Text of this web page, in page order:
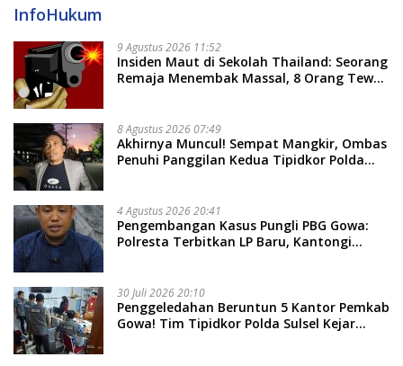
InfoHukum
9 Agustus 2026 11:52
Insiden Maut di Sekolah Thailand: Seorang
Remaja Menembak Massal, 8 Orang Tewas
8 Agustus 2026 07:49
Akhirnya Muncul! Sempat Mangkir, Ombas
Penuhi Panggilan Kedua Tipidkor Polda
4 Agustus 2026 20:41
Pengembangan Kasus Pungli PBG Gowa:
Polresta Terbitkan LP Baru, Kantongi
30 Juli 2026 20:10
Penggeledahan Beruntun 5 Kantor Pemkab
Gowa! Tim Tipidkor Polda Sulsel Kejar